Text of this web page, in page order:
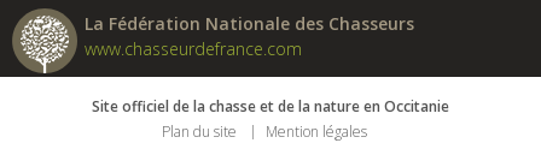
La Fédération Nationale des Chasseurs
www.chasseurdefrance.com
Site officiel de la chasse et de la nature en Occitanie
Plan du site
Mention légales